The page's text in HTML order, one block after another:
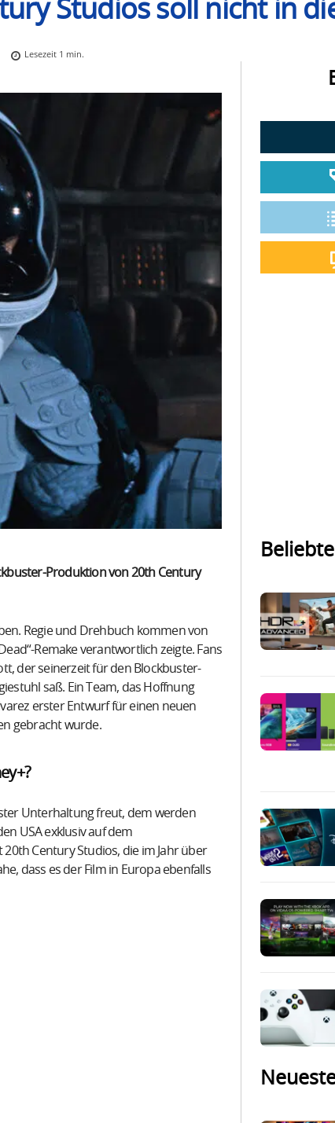
Studios soll nicht in
Lesezeit 1 min.
Produktion von 20th Century
Regie und Drehbuch kommen von
Remake verantwortlich zeigte. Fans
der seinerzeit für den Blockbuster-
saß. Ein Team, das Hoffnung
erster Entwurf für einen neuen
gebracht wurde.
Unterhaltung freut, dem werden
USA exklusiv auf dem
Century Studios, die im Jahr über
dass es der Film in Europa ebenfalls